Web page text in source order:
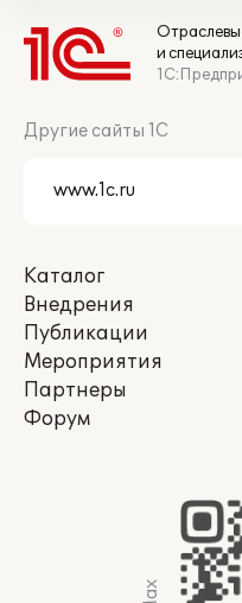
и
Другие сайты 1С
Каталог
Внедрения
Публикации
Мероприятия
Партнеры
Форум